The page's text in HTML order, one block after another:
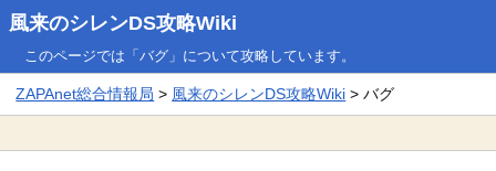
風来のシレンDS攻略Wiki
このページでは「バグ」について攻略しています。
ZAPAnet総合情報局 > 風来のシレンDS攻略Wiki > バグ